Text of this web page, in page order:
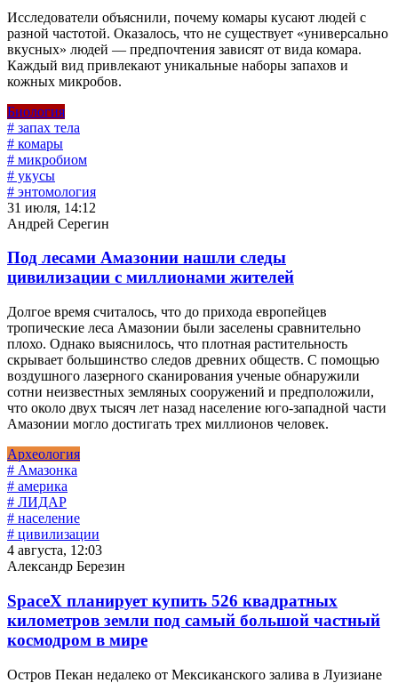
Исследователи объяснили, почему комары кусают людей с
разной частотой. Оказалось, что не существует «универсально
вкусных» людей — предпочтения зависят от вида комара.
Каждый вид привлекают уникальные наборы запахов и
кожных микробов.
Биология
# запах тела
# комары
# микробиом
# укусы
# энтомология
31 июля, 14:12
Андрей Серегин
Под лесами Амазонии нашли следы
цивилизации с миллионами жителей
Долгое время считалось, что до прихода европейцев
тропические леса Амазонии были заселены сравнительно
плохо. Однако выяснилось, что плотная растительность
скрывает большинство следов древних обществ. С помощью
воздушного лазерного сканирования ученые обнаружили
сотни неизвестных земляных сооружений и предположили,
что около двух тысяч лет назад население юго-западной части
Амазонии могло достигать трех миллионов человек.
Археология
# Амазонка
# америка
# ЛИДАР
# население
# цивилизации
4 августа, 12:03
Александр Березин
SpaceX планирует купить 526 квадратных
километров земли под самый большой частный
космодром в мире
Остров Пекан недалеко от Мексиканского залива в Луизиане